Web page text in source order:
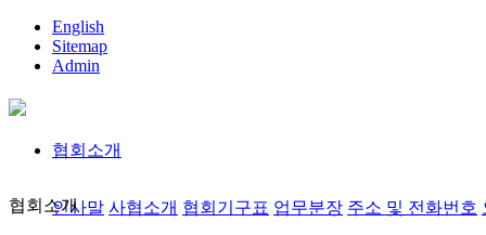
English
Sitemap
Admin
협회소개
인사말 사협소개 협회기구표 업무분장 주소 및 전화번호
협회소개